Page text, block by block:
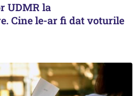
UDMR la
Cine le-ar fi dat voturile